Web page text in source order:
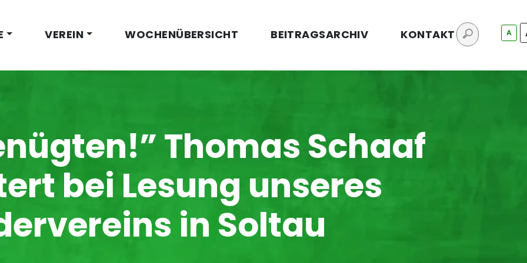
VEREIN WOCHENÜBERSICHT BEITRAGSARCHIV KONTAKT A
Thomas Schaaf
bei Lesung unseres
in Soltau